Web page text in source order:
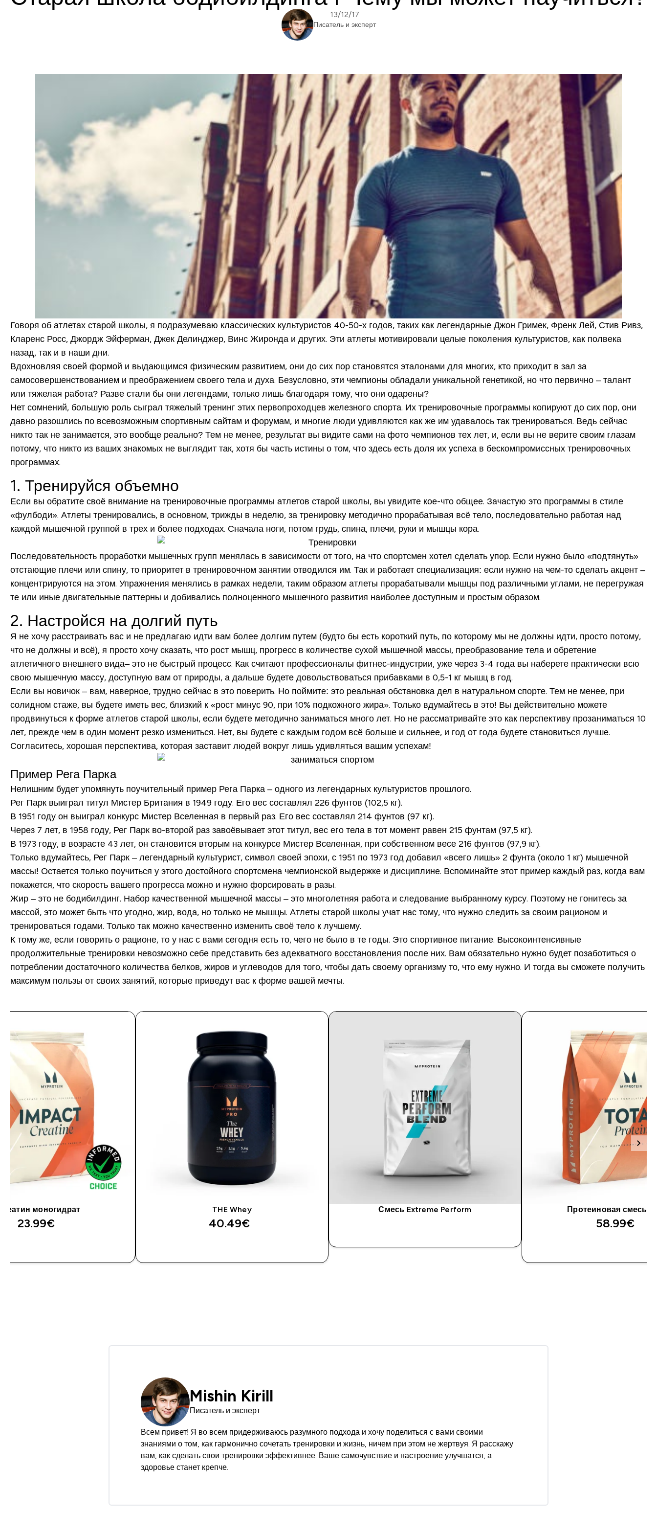
13/12/17
Писатель и эксперт
Говоря об атлетах старой школы, я подразумеваю классических культуристов 40-50-х годов, таких как легендарные Джон Гримек, Френк Лей, Стив Ривз,
Кларенс Росс, Джордж Эйферман, Джек Делинджер, Винс Жиронда и других. Эти атлеты мотивировали целые поколения культуристов, как полвека
назад, так и в наши дни.
Вдохновляя своей формой и выдающимся физическим развитием, они до сих пор становятся эталонами для многих, кто приходит в зал за
самосовершенствованием и преображением своего тела и духа. Безусловно, эти чемпионы обладали уникальной генетикой, но что первично – талант
или тяжелая работа? Разве стали бы они легендами, только лишь благодаря тому, что они одарены?
Нет сомнений, большую роль сыграл тяжелый тренинг этих первопроходцев железного спорта. Их тренировочные программы копируют до сих пор, они
давно разошлись по всевозможным спортивным сайтам и форумам, и многие люди удивляются как же им удавалось так тренироваться. Ведь сейчас
никто так не занимается, это вообще реально? Тем не менее, результат вы видите сами на фото чемпионов тех лет, и, если вы не верите своим глазам
потому, что никто из ваших знакомых не выглядит так, хотя бы часть истины о том, что здесь есть доля их успеха в бескомпромиссных тренировочных
программах.
1. Тренируйся объемно
Если вы обратите своё внимание на тренировочные программы атлетов старой школы, вы увидите кое-что общее. Зачастую это программы в стиле
«фулбоди». Атлеты тренировались, в основном, трижды в неделю, за тренировку методично прорабатывая всё тело, последовательно работая над
каждой мышечной группой в трех и более подходах. Сначала ноги, потом грудь, спина, плечи, руки и мышцы кора.
Последовательность проработки мышечных групп менялась в зависимости от того, на что спортсмен хотел сделать упор. Если нужно было «подтянуть»
отстающие плечи или спину, то приоритет в тренировочном занятии отводился им. Так и работает специализация: если нужно на чем-то сделать акцент –
концентрируются на этом. Упражнения менялись в рамках недели, таким образом атлеты прорабатывали мышцы под различными углами, не перегружая
те или иные двигательные паттерны и добивались полноценного мышечного развития наиболее доступным и простым образом.
2. Настройся на долгий путь
Я не хочу расстраивать вас и не предлагаю идти вам более долгим путем (будто бы есть короткий путь, по которому мы не должны идти, просто потому,
что не должны и всё), я просто хочу сказать, что рост мышц, прогресс в количестве сухой мышечной массы, преобразование тела и обретение
атлетичного внешнего вида– это не быстрый процесс. Как считают профессионалы фитнес-индустрии, уже через 3-4 года вы наберете практически всю
свою мышечную массу, доступную вам от природы, а дальше будете довольствоваться прибавками в 0,5-1 кг мышц в год.
Если вы новичок – вам, наверное, трудно сейчас в это поверить. Но поймите: это реальная обстановка дел в натуральном спорте. Тем не менее, при
солидном стаже, вы будете иметь вес, близкий к «рост минус 90, при 10% подкожного жира». Только вдумайтесь в это! Вы действительно можете
продвинуться к форме атлетов старой школы, если будете методично заниматься много лет. Но не рассматривайте это как перспективу прозаниматься 10
лет, прежде чем в один момент резко измениться. Нет, вы будете с каждым годом всё больше и сильнее, и год от года будете становиться лучше.
Согласитесь, хорошая перспектива, которая заставит людей вокруг лишь удивляться вашим успехам!
Пример Рега Парка
Нелишним будет упомянуть поучительный пример Рега Парка – одного из легендарных культуристов прошлого.
Рег Парк выиграл титул Мистер Британия в 1949 году. Его вес составлял 226 фунтов (102,5 кг).
В 1951 году он выиграл конкурс Мистер Вселенная в первый раз. Его вес составлял 214 фунтов (97 кг).
Через 7 лет, в 1958 году, Рег Парк во-второй раз завоёвывает этот титул, вес его тела в тот момент равен 215 фунтам (97,5 кг).
В 1973 году, в возрасте 43 лет, он становится вторым на конкурсе Мистер Вселенная, при собственном весе 216 фунтов (97,9 кг).
Только вдумайтесь, Рег Парк – легендарный культурист, символ своей эпохи, с 1951 по 1973 год добавил «всего лишь» 2 фунта (около 1 кг) мышечной
массы! Остается только поучиться у этого достойного спортсмена чемпионской выдержке и дисциплине. Вспоминайте этот пример каждый раз, когда вам
покажется, что скорость вашего прогресса можно и нужно форсировать в разы.
Жир – это не бодибилдинг. Набор качественной мышечной массы – это многолетняя работа и следование выбранному курсу. Поэтому не гонитесь за
массой, это может быть что угодно, жир, вода, но только не мышцы. Атлеты старой школы учат нас тому, что нужно следить за своим рационом и
тренироваться годами. Только так можно качественно изменить своё тело к лучшему.
К тому же, если говорить о рационе, то у нас с вами сегодня есть то, чего не было в те годы. Это спортивное питание. Высокоинтенсивные
продолжительные тренировки невозможно себе представить без адекватного восстановления после них. Вам обязательно нужно будет позаботиться о
потреблении достаточного количества белков, жиров и углеводов для того, чтобы дать своему организму то, что ему нужно. И тогда вы сможете получить
максимум пользы от своих занятий, которые приведут вас к форме вашей мечты.
моногидрат
23.99€‎
THE Whey
40.49€‎
Смесь Extreme Perform Протеиновая смесь
58.99€‎
Mishin Kirill
Писатель и эксперт
Всем привет! Я во всем придерживаюсь разумного подхода и хочу поделиться с вами своими
знаниями о том, как гармонично сочетать тренировки и жизнь, ничем при этом не жертвуя. Я расскажу
вам, как сделать свои тренировки эффективнее. Ваше самочувствие и настроение улучшатся, а
здоровье станет крепче.